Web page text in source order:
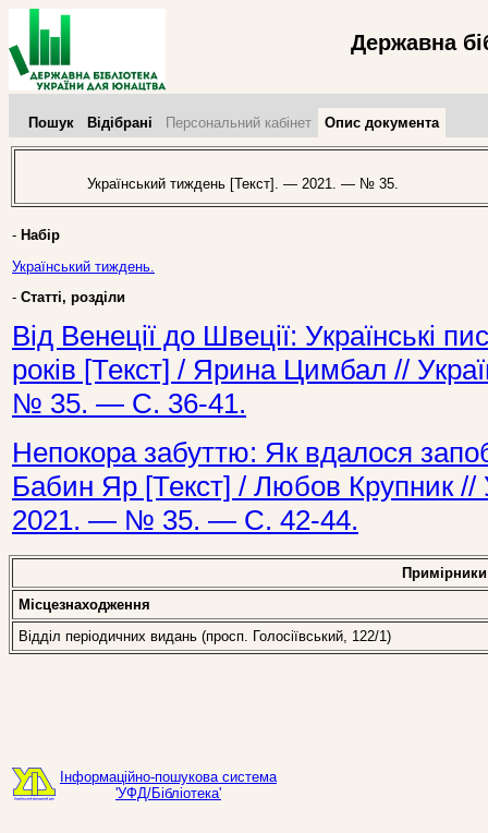
Державна
Пошук Відібрані Персональний кабінет Опис документа
Український тиждень [Текст]. — 2021. — № 35.
- Набір
Український тиждень.
- Статті, розділи
Від Венеції до Швеції: Українські
років [Текст] / Ярина Цимбал //
№ 35. — С. 36-41.
Непокора забуттю: Як вдалося
Бабин Яр [Текст] / Любов Крупник //
2021. — № 35. — С. 42-44.
Примірники
Місцезнаходження
Відділ періодичних видань (просп. Голосіївський, 122/1)
Інформаційно-пошукова система
'УФД/Бібліотека'